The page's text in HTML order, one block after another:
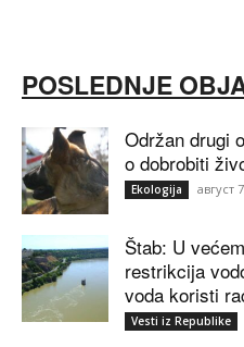
POSLEDNJE
Održan drugi
o dobrobiti
Ekologija август
Štab: U
restrikcija
voda koristi
Vesti iz Republike